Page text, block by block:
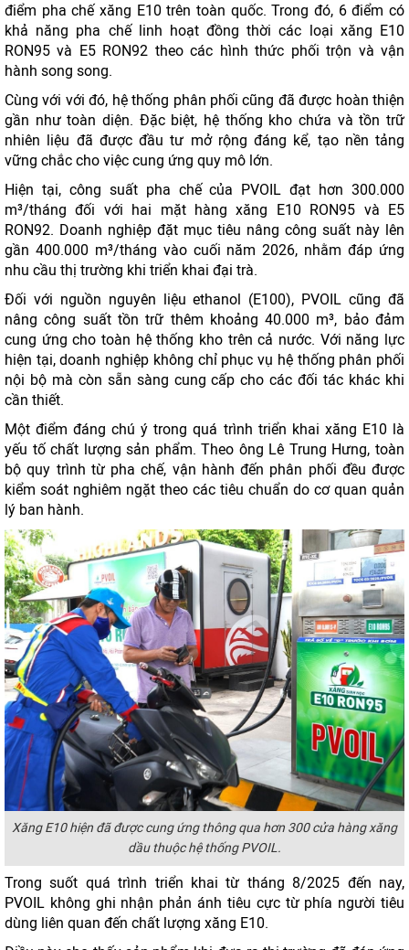
điểm pha chế xăng E10 trên toàn quốc. Trong đó, 6 điểm có
khả năng pha chế linh hoạt đồng thời các loại xăng E10
RON95 và E5 RON92 theo các hình thức phối trộn và vận
hành song song.
Cùng với với đó, hệ thống phân phối cũng đã được hoàn thiện
gần như toàn diện. Đặc biệt, hệ thống kho chứa và tồn trữ
nhiên liệu đã được đầu tư mở rộng đáng kể, tạo nền tảng
vững chắc cho việc cung ứng quy mô lớn.
Hiện tại, công suất pha chế của PVOIL đạt hơn 300.000
m³/tháng đối với hai mặt hàng xăng E10 RON95 và E5
RON92. Doanh nghiệp đặt mục tiêu nâng công suất này lên
gần 400.000 m³/tháng vào cuối năm 2026, nhằm đáp ứng
nhu cầu thị trường khi triển khai đại trà.
Đối với nguồn nguyên liệu ethanol (E100), PVOIL cũng đã
nâng công suất tồn trữ thêm khoảng 40.000 m³, bảo đảm
cung ứng cho toàn hệ thống kho trên cả nước. Với năng lực
hiện tại, doanh nghiệp không chỉ phục vụ hệ thống phân phối
nội bộ mà còn sẵn sàng cung cấp cho các đối tác khác khi
cần thiết.
Một điểm đáng chú ý trong quá trình triển khai xăng E10 là
yếu tố chất lượng sản phẩm. Theo ông Lê Trung Hưng, toàn
bộ quy trình từ pha chế, vận hành đến phân phối đều được
kiểm soát nghiêm ngặt theo các tiêu chuẩn do cơ quan quản
lý ban hành.
Xăng E10 hiện đã được cung ứng thông qua hơn 300 cửa hàng xăng
dầu thuộc hệ thống PVOIL.
Trong suốt quá trình triển khai từ tháng 8/2025 đến nay,
PVOIL không ghi nhận phản ánh tiêu cực từ phía người tiêu
dùng liên quan đến chất lượng xăng E10.